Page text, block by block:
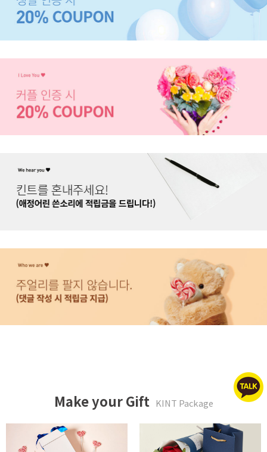
Make your Gift KINT Package
두근두근 박스 패키지 사랑하는 당신에게 패키지